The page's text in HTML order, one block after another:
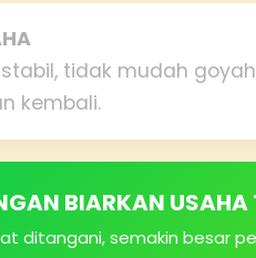
tidak mudah
kembali.
BIARKAN USAHA
ditangani, semakin besar